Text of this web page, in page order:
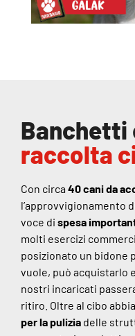
Banchetti
raccolta
Con circa 40 cani da
l’approvvigionamento
voce di spesa
molti esercizi
posizionato un bidone
vuole, può acquistarlo
nostri incaricati
ritiro. Oltre al cibo
per la pulizia delle